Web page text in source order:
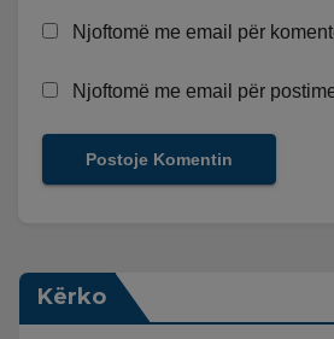
Njoftomë me email për
Njoftomë me email për
Kërko